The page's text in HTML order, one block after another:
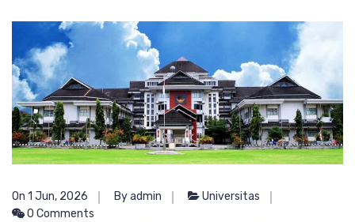
On 1 Jun, 2026 By admin
Universitas
0 Comments